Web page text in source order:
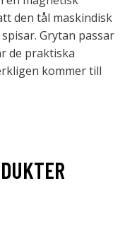
den tål maskindisk
Grytan passar
de praktiska
kommer till